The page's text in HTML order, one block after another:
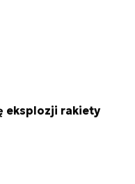
eksplozji rakiety